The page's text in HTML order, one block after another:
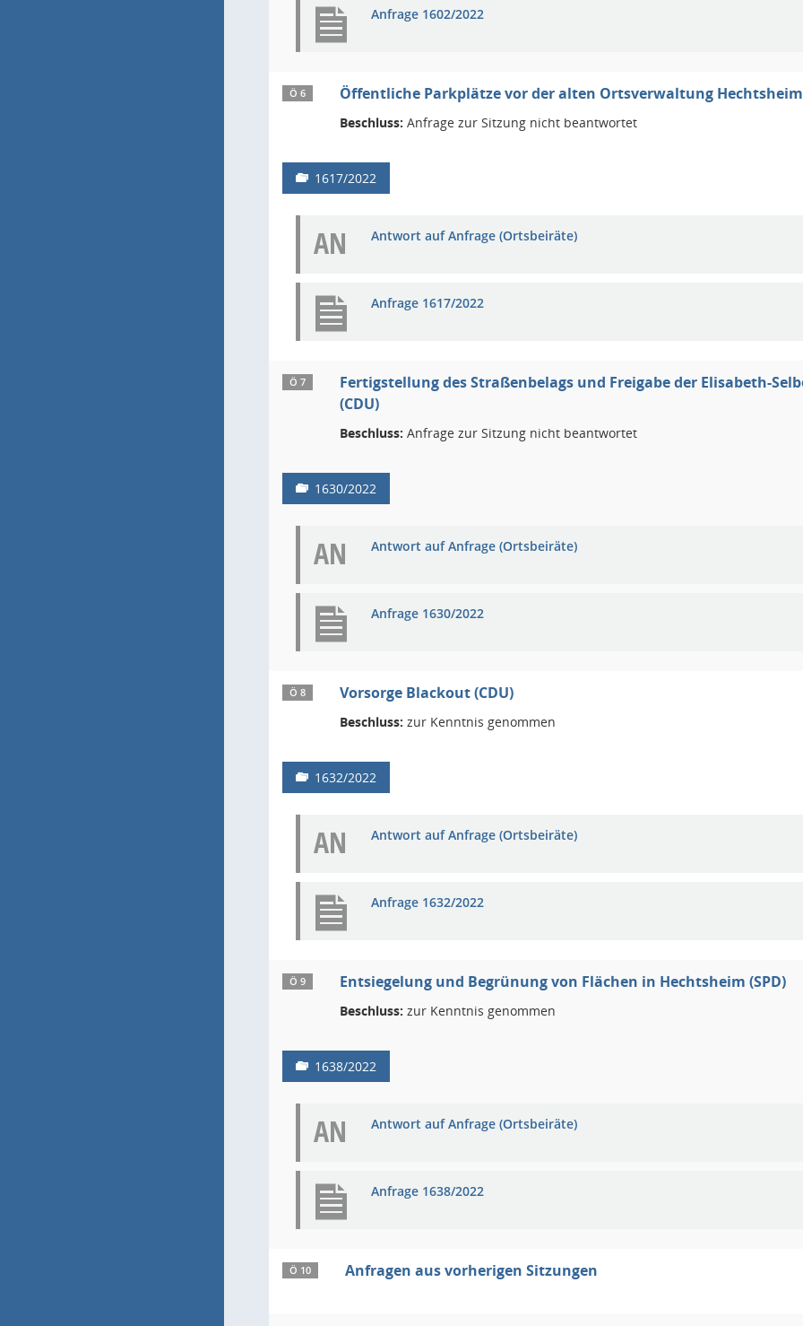
Anfrage 1602/2022
Ö 6 Öffentliche Parkplätze vor der alten Ortsverwaltung Hechtsheim
Beschluss: Anfrage zur Sitzung nicht beantwortet
1617/2022
AN Antwort auf Anfrage (Ortsbeiräte)
Anfrage 1617/2022
Ö 7
Fertigstellung des Straßenbelags und Freigabe der Elisabeth-
(CDU)
Beschluss: Anfrage zur Sitzung nicht beantwortet
1630/2022
AN Antwort auf Anfrage (Ortsbeiräte)
Anfrage 1630/2022
Ö 8 Vorsorge Blackout (CDU)
Beschluss: zur Kenntnis genommen
1632/2022
AN Antwort auf Anfrage (Ortsbeiräte)
Anfrage 1632/2022
Ö 9 Entsiegelung und Begrünung von Flächen in Hechtsheim (SPD)
Beschluss: zur Kenntnis genommen
1638/2022
AN Antwort auf Anfrage (Ortsbeiräte)
Anfrage 1638/2022
Ö 10 Anfragen aus vorherigen Sitzungen